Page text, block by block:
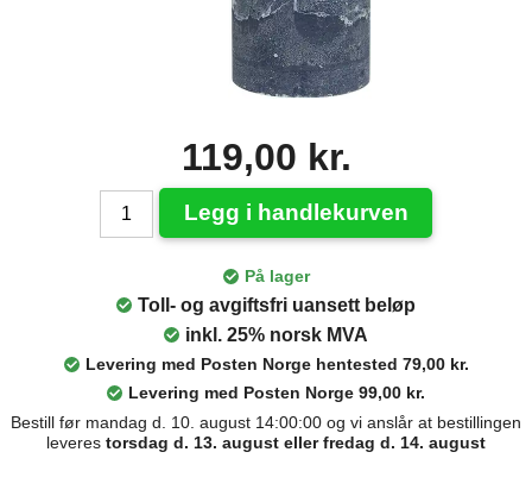
119,00 kr.
Legg i handlekurven
På lager
Toll- og avgiftsfri uansett beløp
inkl. 25% norsk MVA
Levering med Posten Norge hentested 79,00 kr.
Levering med Posten Norge 99,00 kr.
Bestill før mandag d. 10. august 14:00:00 og vi anslår at bestillingen
leveres torsdag d. 13. august eller fredag d. 14. august